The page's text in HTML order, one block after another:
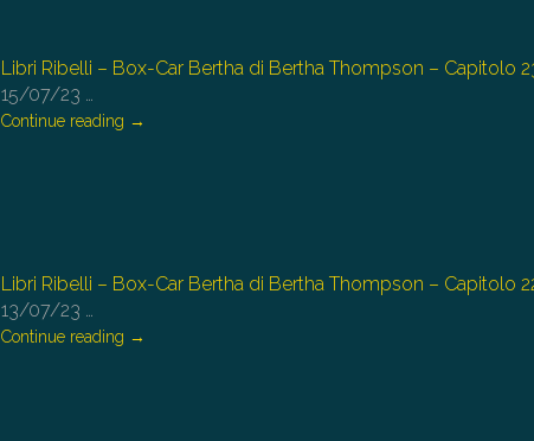
Libri Ribelli – Box-Car Bertha di Bertha Thompson – Capitolo
15/07/23 …
Continue reading →
Libri Ribelli – Box-Car Bertha di Bertha Thompson – Capitolo
13/07/23 …
Continue reading →